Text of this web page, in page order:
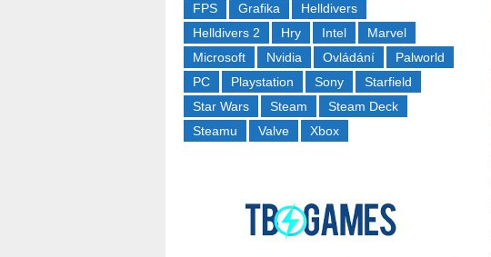
FPS
Grafika
Helldivers
Helldivers 2
Hry Intel
Marvel
Microsoft
Nvidia Ovládání
Palworld
PC
Playstation Sony
Starfield
Star Wars
Steam
Steam Deck
Steamu
Valve Xbox